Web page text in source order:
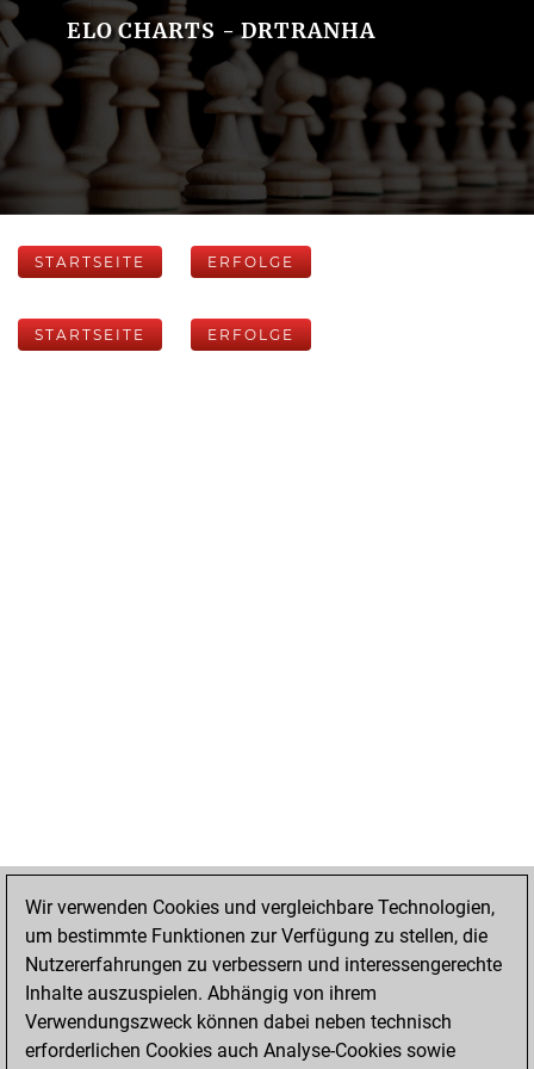
ELO CHARTS - DRTRANHA
STARTSEITE ERFOLGE
STARTSEITE ERFOLGE
Wir verwenden Cookies und vergleichbare Technologien,
um bestimmte Funktionen zur Verfügung zu stellen, die
Nutzererfahrungen zu verbessern und interessengerechte
Inhalte auszuspielen. Abhängig von ihrem
Verwendungszweck können dabei neben technisch
erforderlichen Cookies auch Analyse-Cookies sowie